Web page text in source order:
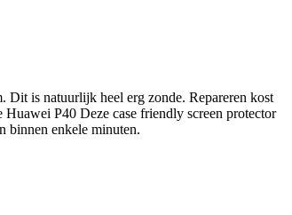
Dit is natuurlijk heel erg zonde. Repareren kost
P40 Deze case friendly screen protector
binnen enkele minuten.